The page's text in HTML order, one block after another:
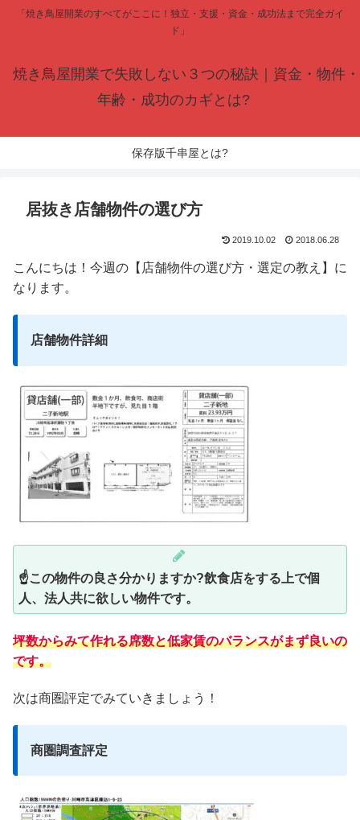
「焼き鳥屋開業のすべてがここに！独立・支援・資金・成功法まで完全ガイ
ド」
焼き鳥屋開業で失敗しない３つの秘訣｜資金・物件・
年齢・成功のカギとは?
保存版千串屋とは?
居抜き店舗物件の選び方
2019.10.02 2018.06.28
こんにちは！今週の【店舗物件の選び方・選定の教え】に
なります。
店舗物件詳細
☝この物件の良さ分かりますか?飲食店をする上で個
人、法人共に欲しい物件です。
坪数からみて作れる席数と低家賃のバランスがまず良いの
です。
次は商圏評定でみていきましょう！
商圏調査評定